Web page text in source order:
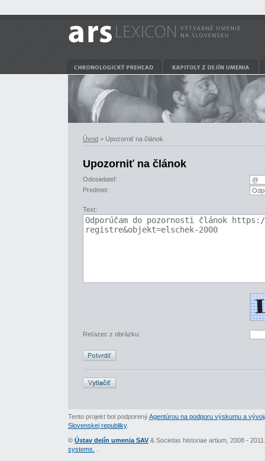
Úvod > Upozorniť na článok
Upozorniť na článok
Odosielateľ:
Predmet:
Text:
Reťazec z obrázku:
Tento projekt bol podporenýAgentúrou na podporu výskumu a
Slovenskej republiky.
© Ústav dejín umenia SAV & Societas historiae artium, 2008 -
systems.